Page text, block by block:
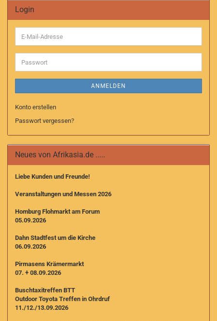
Login
E-
Mail-
Adresse
Passwort
ANMELDEN
Konto erstellen
Passwort vergessen?
Neues von Afrikasia.de .....
Liebe Kunden und Freunde!
Veranstaltungen und Messen 2026
Homburg Flohmarkt am Forum
05.09.2026
Dahn Stadtfest um die Kirche
06.09.2026
Pirmasens Krämermarkt
07. + 08.09.2026
Buschtaxitreffen BTT
Outdoor Toyota Treffen in Ohrdruf
11./12./13.09.2026